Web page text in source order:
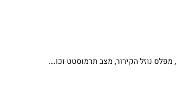
מפלס נוזל הקירור, מצב תרמוסטט וכו….